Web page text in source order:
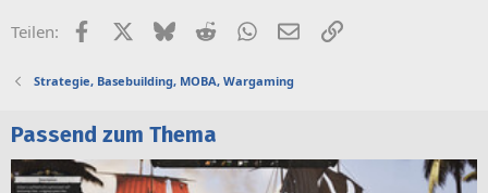
Teilen: FacebookX (Twitter)
BlueskyRedditWhatsApp
E-MailLink
Strategie, Basebuilding, MOBA, Wargaming
Passend zum Thema